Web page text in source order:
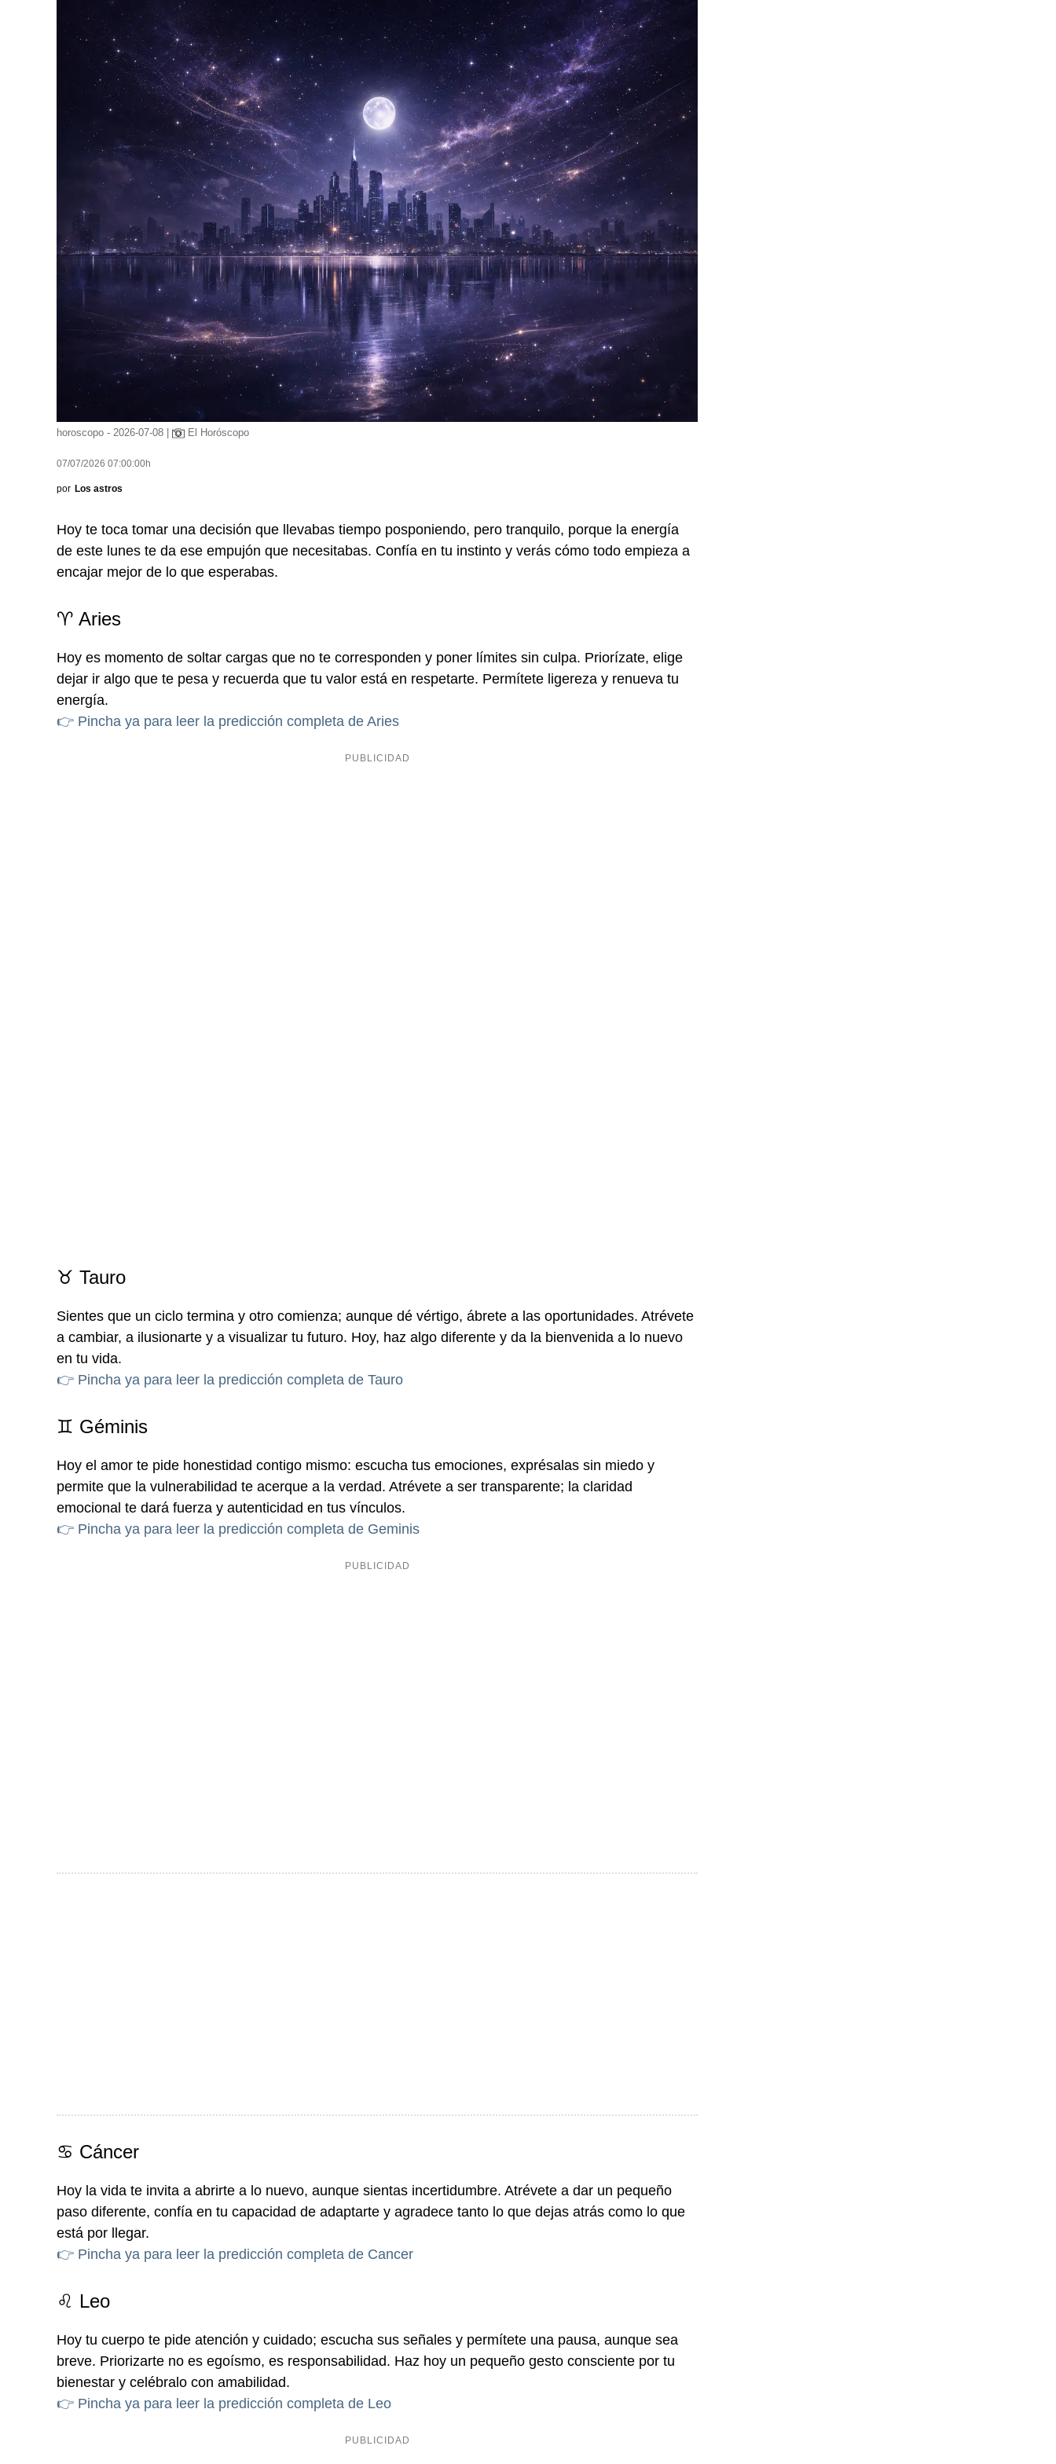
horoscopo - 2026-07-08 | El Horóscopo
07/07/2026 07:00:00h
por Los astros
Hoy te toca tomar una decisión que llevabas tiempo posponiendo, pero tranquilo, porque la energía
de este lunes te da ese empujón que necesitabas. Confía en tu instinto y verás cómo todo empieza a
encajar mejor de lo que esperabas.
♈ Aries
Hoy es momento de soltar cargas que no te corresponden y poner límites sin culpa. Priorízate, elige
dejar ir algo que te pesa y recuerda que tu valor está en respetarte. Permítete ligereza y renueva tu
energía.
👉 Pincha ya para leer la predicción completa de Aries
♉ Tauro
Sientes que un ciclo termina y otro comienza; aunque dé vértigo, ábrete a las oportunidades. Atrévete
a cambiar, a ilusionarte y a visualizar tu futuro. Hoy, haz algo diferente y da la bienvenida a lo nuevo
en tu vida.
👉 Pincha ya para leer la predicción completa de Tauro
♊ Géminis
Hoy el amor te pide honestidad contigo mismo: escucha tus emociones, exprésalas sin miedo y
permite que la vulnerabilidad te acerque a la verdad. Atrévete a ser transparente; la claridad
emocional te dará fuerza y autenticidad en tus vínculos.
👉 Pincha ya para leer la predicción completa de Geminis
♋ Cáncer
Hoy la vida te invita a abrirte a lo nuevo, aunque sientas incertidumbre. Atrévete a dar un pequeño
paso diferente, confía en tu capacidad de adaptarte y agradece tanto lo que dejas atrás como lo que
está por llegar.
👉 Pincha ya para leer la predicción completa de Cancer
♌ Leo
Hoy tu cuerpo te pide atención y cuidado; escucha sus señales y permítete una pausa, aunque sea
breve. Priorizarte no es egoísmo, es responsabilidad. Haz hoy un pequeño gesto consciente por tu
bienestar y celébralo con amabilidad.
👉 Pincha ya para leer la predicción completa de Leo